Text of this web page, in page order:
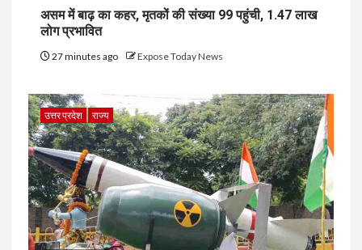
असम में बाढ़ का कहर, मृतकों की संख्या 99 पहुंची, 1.47 लाख
लोग प्रभावित
27 minutes ago Expose Today News
उत्तर प्रदेश राज्य